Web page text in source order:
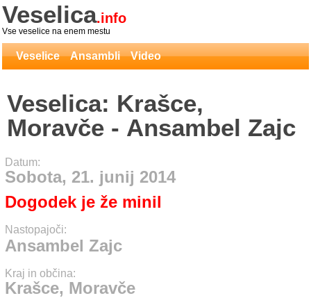
Veselica.info
Vse veselice na enem mestu
Veselice Ansambli Video
Veselica: Krašce,
Moravče - Ansambel Zajc
Datum:
Sobota, 21. junij 2014
Dogodek je že minil
Nastopajoči:
Ansambel Zajc
Kraj in občina:
Krašce, Moravče